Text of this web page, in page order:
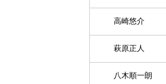
高崎悠介
萩原正人
八木順一朗